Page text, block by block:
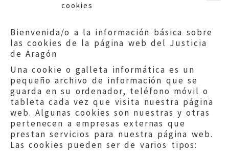
cookies
Bienvenida/o a la información básica sobre
las cookies de la página web del Justicia
de Aragón
Una cookie o galleta informática es un
pequeño archivo de información que se
guarda en su ordenador, teléfono móvil o
tableta cada vez que visita nuestra página
web. Algunas cookies son nuestras y otras
pertenecen a empresas externas que
prestan servicios para nuestra página web.
Las cookies pueden ser de varios tipos: